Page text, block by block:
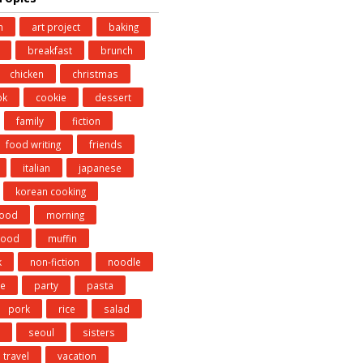
art project
baking
breakfast
brunch
chicken
christmas
cookie
dessert
family
fiction
food writing
friends
italian
japanese
korean cooking
morning
muffin
non-fiction
noodle
party
pasta
pork rice
salad
seoul
sisters
travel vacation